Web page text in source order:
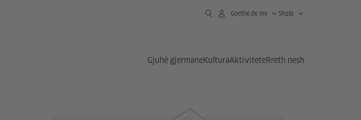
Goethe.de imi Shqip
Gjuhë gjermaneKulturaAktiviteteRreth nesh